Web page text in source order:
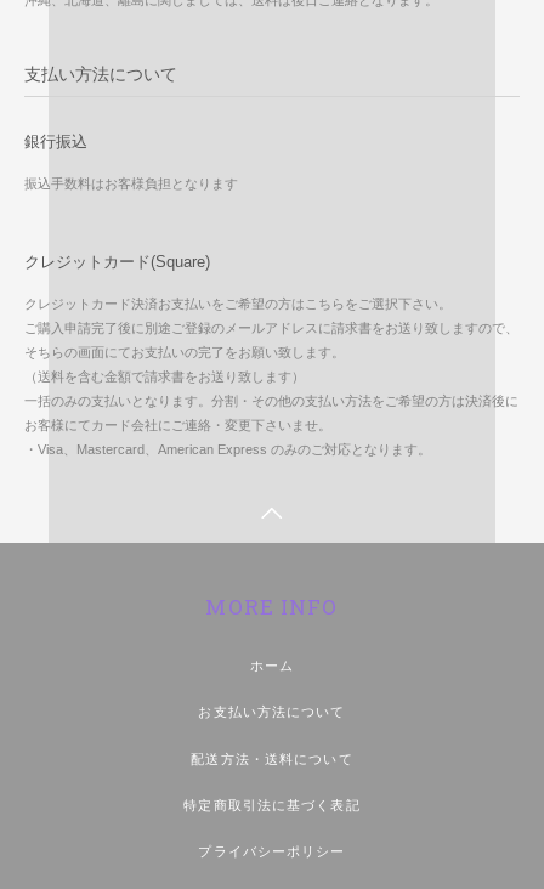
支払い方法について
銀行振込
振込手数料はお客様負担となります
クレジットカード(Square)
クレジットカード決済お支払いをご希望の方はこちらをご選択下さい。
ご購入申請完了後に別途ご登録のメールアドレスに請求書をお送り致しますので、
そちらの画面にてお支払いの完了をお願い致します。
（送料を含む金額で請求書をお送り致します）
一括のみの支払いとなります。分割・その他の支払い方法をご希望の方は決済後に
お客様にてカード会社にご連絡・変更下さいませ。
・Visa、Mastercard、American Express のみのご対応となります。
MORE INFO
ホーム
お支払い方法について
配送方法・送料について
特定商取引法に基づく表記
プライバシーポリシー